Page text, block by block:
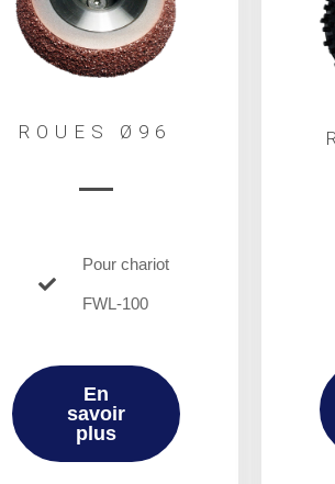
ROUES Ø96
Pour chariot
FWL-100
En
savoir
plus